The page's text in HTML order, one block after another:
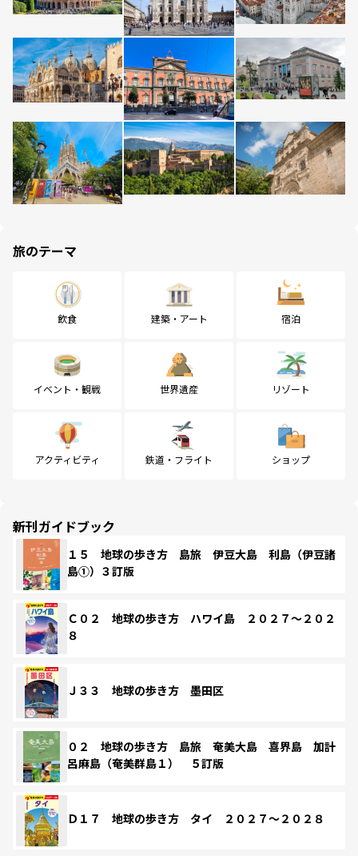
旅のテーマ
飲食 建築・アート 宿泊
イベント・観戦 世界遺産 リゾート
アクティビティ 鉄道・フライト ショップ
新刊ガイドブック
１５ 地球の歩き方 島旅 伊豆大島 利島（伊豆諸
島①）３訂版
Ｃ０２ 地球の歩き方 ハワイ島 ２０２７～２０２
８
Ｊ３３ 地球の歩き方 墨田区
０２ 地球の歩き方 島旅 奄美大島 喜界島 加計
呂麻島（奄美群島１） ５訂版
Ｄ１７ 地球の歩き方 タイ ２０２７～２０２８